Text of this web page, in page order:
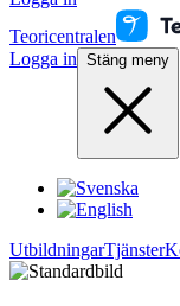
Teoricentralen
Logga in Stäng meny
UtbildningarTjänster